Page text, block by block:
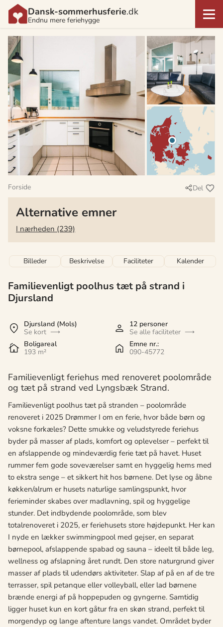
Dansk-sommerhusferie.dk
Endnu mere feriehygge
Forside Del
Alternative emner
I nærheden (239)
Billeder Beskrivelse Faciliteter Kalender
Familievenligt poolhus tæt på strand i
Djursland
Djursland (Mols)
Se kort
12 personer
Se alle faciliteter
Boligareal
193 m²
Emne nr.:
090-45772
Familievenligt feriehus med renoveret poolområde
og tæt på strand ved Lyngsbæk Strand.
Familievenligt poolhus tæt på stranden – poolområde
renoveret i 2025 Drømmer I om en ferie, hvor både børn og
voksne forkæles? Dette smukke og veludstyrede feriehus
byder på masser af plads, komfort og oplevelser – perfekt til
en afslappende og mindeværdig ferie tæt på havet. Huset
rummer fem gode soveværelser samt en hyggelig hems med
to ekstra senge – et sikkert hit hos børnene. Det lyse og åbne
køkken/alrum er husets naturlige samlingspunkt, hvor
ferieminder skabes over madlavning, spil og hyggelige
stunder. Det indbydende poolområde, som blev
totalrenoveret i 2025, er feriehusets store højdepunkt. Her kan
I nyde en lækker swimmingpool med gejser, en separat
børnepool, afslappende spabad og sauna – ideelt til både leg,
wellness og afslapning året rundt. Den store naturgrund giver
masser af plads til udendørs aktiviteter. Slap af på en af de tre
terrasser, spil petanque eller volleyball, eller lad børnene
brænde energi af på hoppepuden og gyngerne. Samtidig
ligger huset kun en kort gåtur fra en skøn strand, perfekt til
morgendyp og lange aftenture langs vandet. Området byder